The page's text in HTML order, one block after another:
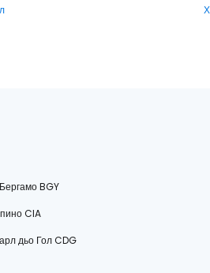
BGY
CIA
дьо Гол CDG